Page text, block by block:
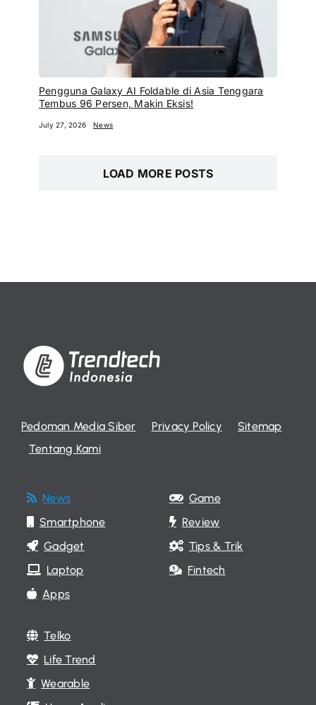
Pengguna Galaxy AI Foldable di Asia Tenggara
Tembus 96 Persen, Makin Eksis!
July 27, 2026 News
LOAD MORE POSTS
Pedoman Media Siber Privacy Policy
Sitemap
Tentang Kami
News
Smartphone
Gadget
Laptop
Apps
Game
Review
Tips & Trik
Fintech
Telko
Life Trend
Wearable